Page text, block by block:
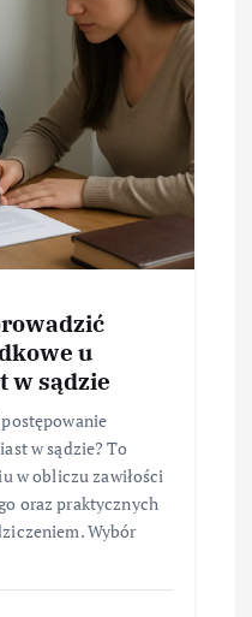
u
w sądzie
w sądzie? To
w obliczu zawiłości
oraz praktycznych
Wybór